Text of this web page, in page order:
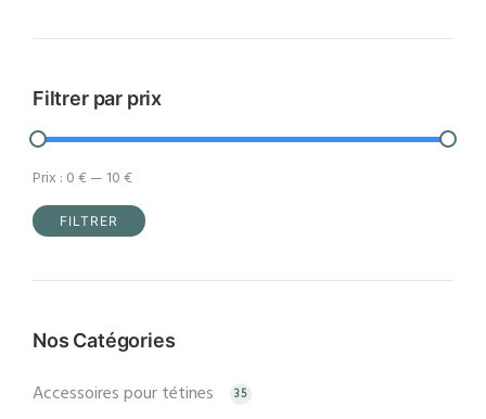
la
du
produit
Filtrer par prix
min
max
FILTRER
Prix : 0 €— 10 €
Nos Catégories
Accessoires pour tétines 35